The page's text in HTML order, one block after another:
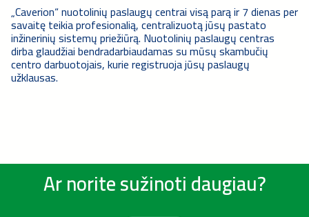
„Caverion“ nuotolinių paslaugų centrai visą parą ir 7 dienas per
savaitę teikia profesionalią, centralizuotą jūsų pastato
inžinerinių sistemų priežiūrą. Nuotolinių paslaugų centras
dirba glaudžiai bendradarbiaudamas su mūsų skambučių
centro darbuotojais, kurie registruoja jūsų paslaugų
užklausas.
Ar norite sužinoti daugiau?